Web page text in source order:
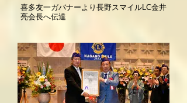
喜多友一ガバナーより長野スマイルLC金井
亮会長へ伝達